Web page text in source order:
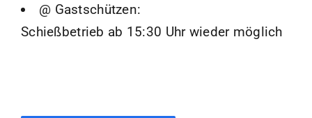
@ Gastschützen:
Schießbetrieb ab 15:30 Uhr wieder möglich